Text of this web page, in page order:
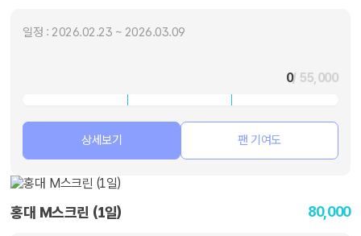
일정 : 2026.02.23 ~ 2026.03.09
0/ 55,000
상세보기 팬 기여도
홍대 M스크린 (1일) 80,000